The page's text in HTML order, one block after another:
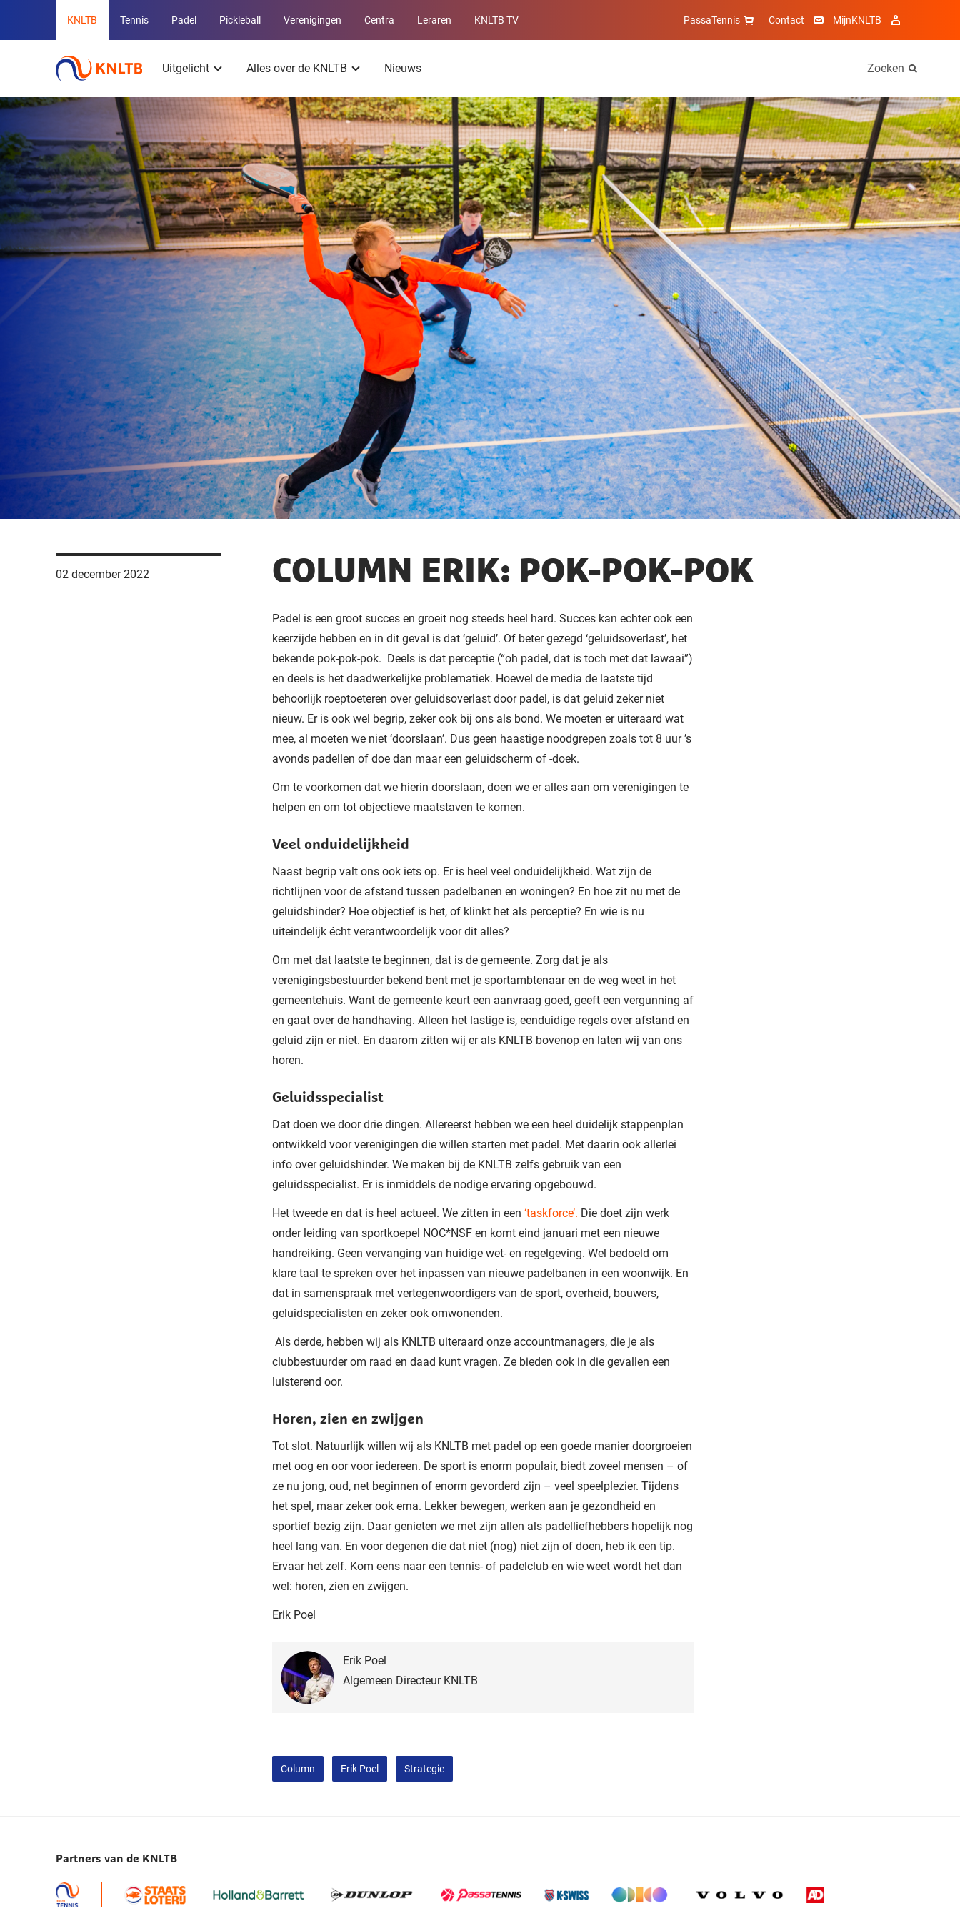
Overige
KNLTB
websites
KNLTB Tennis Padel Pickleball Verenigingen Centra Leraren KNLTB TV PassaTennis Contact MijnKNLTB
Hoofdmenu
Uitgelicht Alles over de KNLTB Nieuws Zoeken
02 december 2022 COLUMN ERIK: POK-POK-POK
Padel is een groot succes en groeit nog steeds heel hard. Succes kan echter ook een
keerzijde hebben en in dit geval is dat ‘geluid’. Of beter gezegd ‘geluidsoverlast’, het
bekende pok-pok-pok. Deels is dat perceptie (“oh padel, dat is toch met dat lawaai”)
en deels is het daadwerkelijke problematiek. Hoewel de media de laatste tijd
behoorlijk roeptoeteren over geluidsoverlast door padel, is dat geluid zeker niet
nieuw. Er is ook wel begrip, zeker ook bij ons als bond. We moeten er uiteraard wat
mee, al moeten we niet ‘doorslaan’. Dus geen haastige noodgrepen zoals tot 8 uur ’s
avonds padellen of doe dan maar een geluidscherm of -doek.
Om te voorkomen dat we hierin doorslaan, doen we er alles aan om verenigingen te
helpen en om tot objectieve maatstaven te komen.
Veel onduidelijkheid
Naast begrip valt ons ook iets op. Er is heel veel onduidelijkheid. Wat zijn de
richtlijnen voor de afstand tussen padelbanen en woningen? En hoe zit nu met de
geluidshinder? Hoe objectief is het, of klinkt het als perceptie? En wie is nu
uiteindelijk écht verantwoordelijk voor dit alles?
Om met dat laatste te beginnen, dat is de gemeente. Zorg dat je als
verenigingsbestuurder bekend bent met je sportambtenaar en de weg weet in het
gemeentehuis. Want de gemeente keurt een aanvraag goed, geeft een vergunning af
en gaat over de handhaving. Alleen het lastige is, eenduidige regels over afstand en
geluid zijn er niet. En daarom zitten wij er als KNLTB bovenop en laten wij van ons
horen.
Geluidsspecialist
Dat doen we door drie dingen. Allereerst hebben we een heel duidelijk stappenplan
ontwikkeld voor verenigingen die willen starten met padel. Met daarin ook allerlei
info over geluidshinder. We maken bij de KNLTB zelfs gebruik van een
geluidsspecialist. Er is inmiddels de nodige ervaring opgebouwd.
Het tweede en dat is heel actueel. We zitten in een ‘taskforce’. Die doet zijn werk
onder leiding van sportkoepel NOC*NSF en komt eind januari met een nieuwe
handreiking. Geen vervanging van huidige wet- en regelgeving. Wel bedoeld om
klare taal te spreken over het inpassen van nieuwe padelbanen in een woonwijk. En
dat in samenspraak met vertegenwoordigers van de sport, overheid, bouwers,
geluidspecialisten en zeker ook omwonenden.
Als derde, hebben wij als KNLTB uiteraard onze accountmanagers, die je als
clubbestuurder om raad en daad kunt vragen. Ze bieden ook in die gevallen een
luisterend oor.
Horen, zien en zwijgen
Tot slot. Natuurlijk willen wij als KNLTB met padel op een goede manier doorgroeien
met oog en oor voor iedereen. De sport is enorm populair, biedt zoveel mensen – of
ze nu jong, oud, net beginnen of enorm gevorderd zijn – veel speelplezier. Tijdens
het spel, maar zeker ook erna. Lekker bewegen, werken aan je gezondheid en
sportief bezig zijn. Daar genieten we met zijn allen als padelliefhebbers hopelijk nog
heel lang van. En voor degenen die dat niet (nog) niet zijn of doen, heb ik een tip.
Ervaar het zelf. Kom eens naar een tennis- of padelclub en wie weet wordt het dan
wel: horen, zien en zwijgen.
Erik Poel
Erik Poel
Algemeen Directeur KNLTB
Column Erik Poel Strategie
Partners van de KNLTB